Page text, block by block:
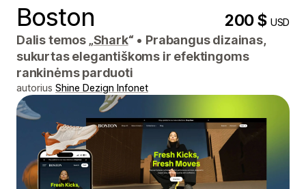
Boston 200 $USD
Dalis temos „Shark“ • Prabangus dizainas,
sukurtas elegantiškoms ir efektingoms
rankinėms parduoti
autorius Shine Dezign Infonet